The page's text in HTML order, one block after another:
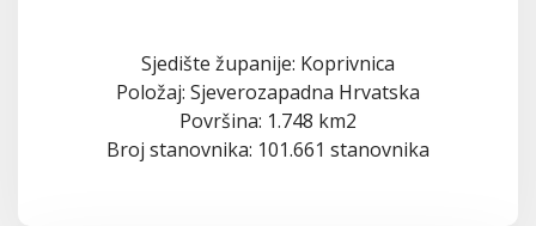
Sjedište županije: Koprivnica
Položaj: Sjeverozapadna Hrvatska
Površina: 1.748 km2
Broj stanovnika: 101.661 stanovnika